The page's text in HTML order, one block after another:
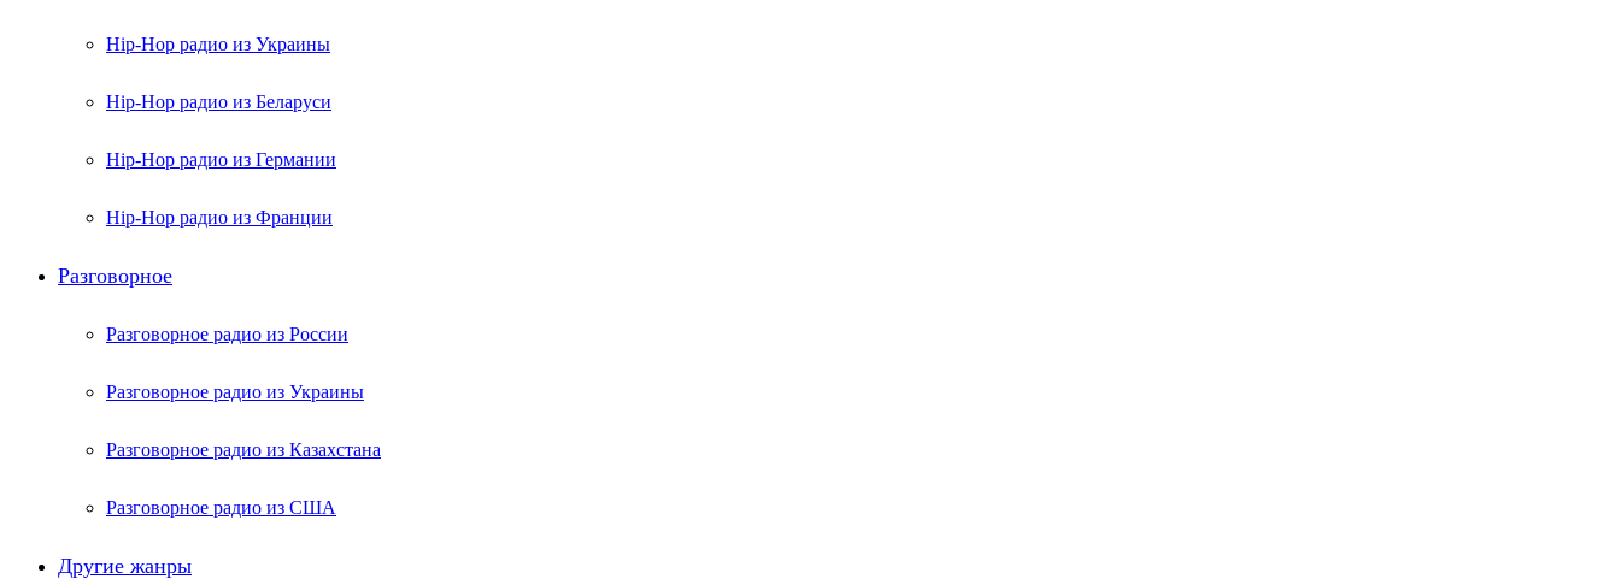
Hip-Hop радио из Украины
Hip-Hop радио из Беларуси
Hip-Hop радио из Германии
Hip-Hop радио из Франции
Разговорное
Разговорное радио из России
Разговорное радио из Украины
Разговорное радио из Казахстана
Разговорное радио из США
Другие жанры